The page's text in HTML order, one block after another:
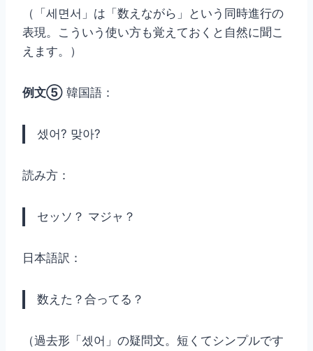
（「세면서」は「数えながら」という同時進行の
表現。こういう使い方も覚えておくと自然に聞こ
えます。）
例文⑤ 韓国語：
셌어? 맞아?
読み方：
セッソ？ マジャ？
日本語訳：
数えた？合ってる？
（過去形「셌어」の疑問文。短くてシンプルです